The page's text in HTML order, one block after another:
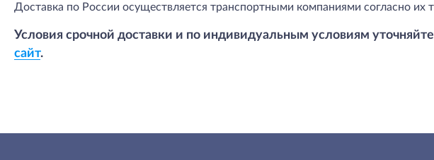
Доставка по России осуществляется транспортными компаниями согласно их
Условия срочной доставки и по индивидуальным условиям
сайт.